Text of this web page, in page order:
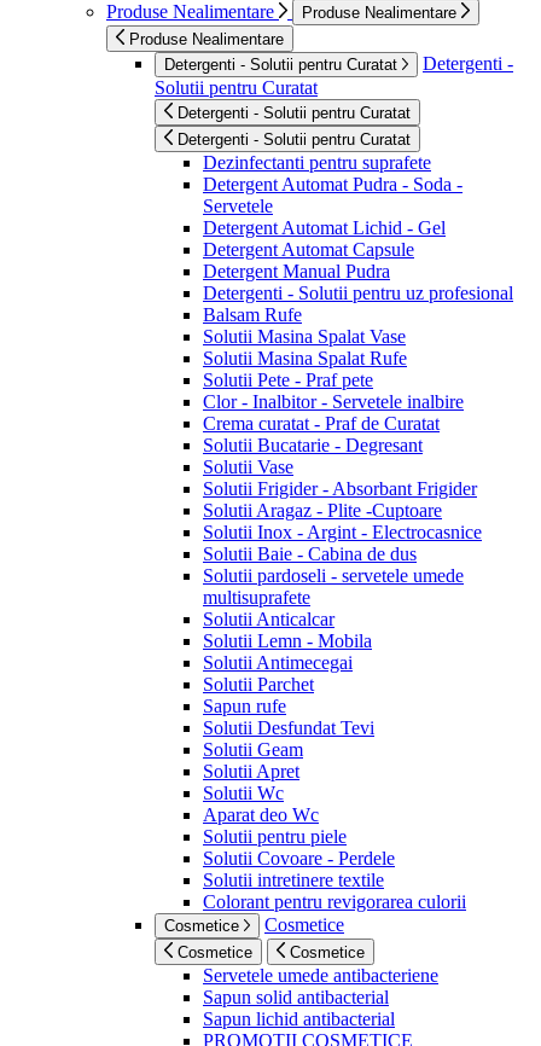
Produse Nealimentare
Produse Nealimentare
Produse Nealimentare
Detergenti - Solutii pentru Curatat
Detergenti -
Solutii pentru Curatat
Detergenti - Solutii pentru Curatat
Detergenti - Solutii pentru Curatat
Dezinfectanti pentru suprafete
Detergent Automat Pudra - Soda -
Servetele
Detergent Automat Lichid - Gel
Detergent Automat Capsule
Detergent Manual Pudra
Detergenti - Solutii pentru uz profesional
Balsam Rufe
Solutii Masina Spalat Vase
Solutii Masina Spalat Rufe
Solutii Pete - Praf pete
Clor - Inalbitor - Servetele inalbire
Crema curatat - Praf de Curatat
Solutii Bucatarie - Degresant
Solutii Vase
Solutii Frigider - Absorbant Frigider
Solutii Aragaz - Plite -Cuptoare
Solutii Inox - Argint - Electrocasnice
Solutii Baie - Cabina de dus
Solutii pardoseli - servetele umede
multisuprafete
Solutii Anticalcar
Solutii Lemn - Mobila
Solutii Antimecegai
Solutii Parchet
Sapun rufe
Solutii Desfundat Tevi
Solutii Geam
Solutii Apret
Solutii Wc
Aparat deo Wc
Solutii pentru piele
Solutii Covoare - Perdele
Solutii intretinere textile
Colorant pentru revigorarea culorii
Cosmetice Cosmetice
Cosmetice Cosmetice
Servetele umede antibacteriene
Sapun solid antibacterial
Sapun lichid antibacterial
PROMOTII COSMETICE